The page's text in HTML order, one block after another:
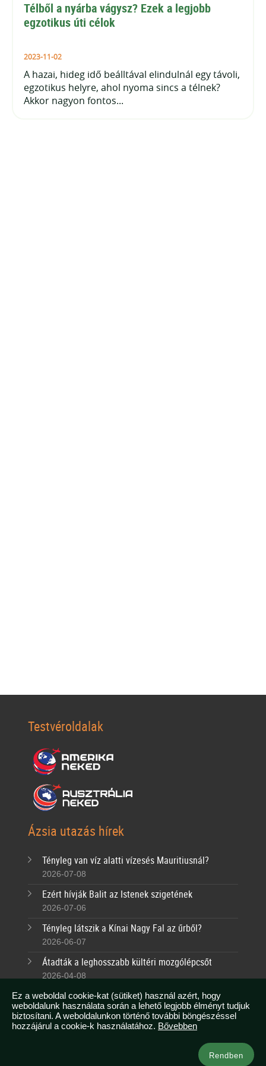
Télből a nyárba vágysz? Ezek a legjobb
egzotikus úti célok
2023-11-02
A hazai, hideg idő beálltával elindulnál egy távoli,
egzotikus helyre, ahol nyoma sincs a télnek?
Akkor nagyon fontos...
Testvéroldalak
Ázsia utazás hírek
Tényleg van víz alatti vízesés Mauritiusnál?
2026-07-08
Ezért hívják Balit az Istenek szigetének
2026-07-06
Tényleg látszik a Kínai Nagy Fal az űrből?
2026-06-07
Átadták a leghosszabb kültéri mozgólépcsőt
2026-04-08
Tudtad, hogy Malajziában egész évben nyár van?
2026-03-07
Ez a weboldal cookie-kat (sütiket) használ azért, hogy
weboldalunk használata során a lehető legjobb élményt tudjuk
biztosítani. A weboldalunkon történő további böngészéssel
hozzájárul a cookie-k használatához. Bővebben
Rendben